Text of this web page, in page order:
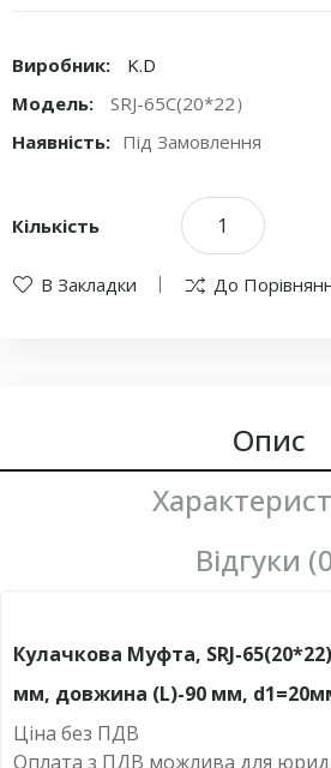
Виробник:
K.D
Модель:
SRJ-65C(20*22）
Наявність: Під Замовлення
Кількість
В Закладки До
Опис
Відгуки
Кулачкова Муфта, SRJ-
мм, довжина (L)-90 мм, d
Ціна без ПДВ
Оплата з ПДВ можлива для